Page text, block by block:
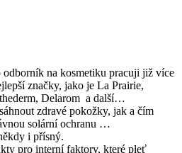
odborník na kosmetiku pracuji již více
značky, jako je La Prairie,
Delarom a další…
zdravé pokožky, jak a čím
solární ochranu …
i přísný.
pro interní faktory, které pleť